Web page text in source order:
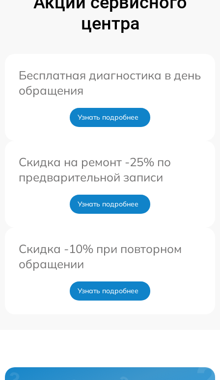
центра
Бесплатная диагностика в день
обращения
Узнать подробнее
Скидка на ремонт -25% по
предварительной записи
Узнать подробнее
Скидка -10% при повторном
обращении
Узнать подробнее